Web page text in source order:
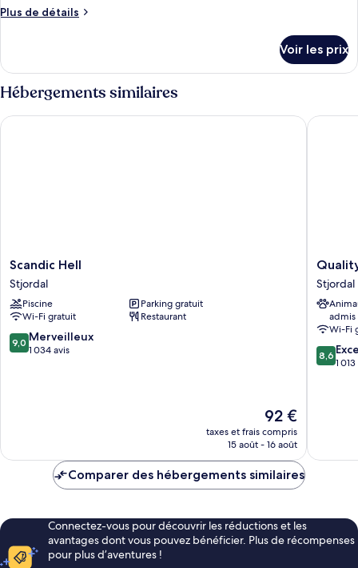
Plus de détails
Plus
le
type
de
Chambre
Voir les prix
Hébergements similaires
Scandic
Hell
Stjordal
Scandic Hell
Stjordal
Piscine
Parking gratuit
Wi-Fi gratuit
Restaurant
9.0
sur
9,0 Merveilleux
1 034 avis
Le
nouveau
prix
de
92 €
taxes et frais compris
15 août - 16 août
Scandic Hell
Quality
Hotel
Airport
Vaernes
Stjordal
Stjordal
admis
Wi-Fi
8.6
sur
8,6
1
Quality
Comparer des hébergements similaires
Connectez-vous pour découvrir les réductions et les
avantages dont vous pouvez bénéficier. Plus de récompenses
pour plus d’aventures !